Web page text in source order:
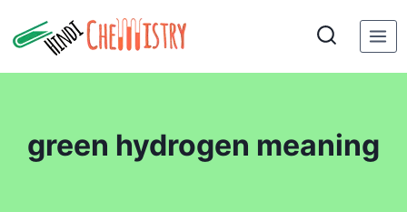
to
green hydrogen meaning